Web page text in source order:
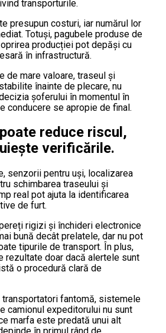
transporturile.
presupun costuri, iar numărul lor
Totuși, pagubele produse de
producției pot depăși cu
în infrastructură.
de mare valoare, traseul și
înainte de plecare, nu
șoferului în momentul în
conducere se apropie de final.
reduce riscul,
verificările.
senzorii pentru uși, localizarea
schimbarea traseului și
real pot ajuta la identificarea
de furt.
rigizi și închideri electronice
bună decât prelatele, dar nu pot
tipurile de transport. În plus,
rezultate doar dacă alertele sunt
o procedură clară de
transportatori fantomă, sistemele
camionul expeditorului nu sunt
marfa este predată unui alt